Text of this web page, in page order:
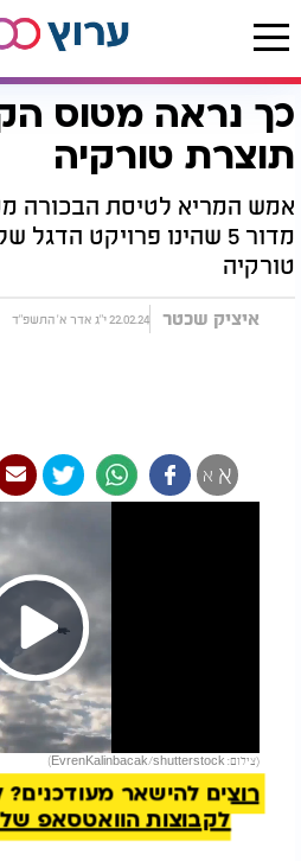
דף הבית חדשות חדשות בעולם
כך נראה מטוס
תוצרת טורקיה
אמש המריא לטיסת הבכורה
מדור 5 שהינו פרויקט
טורקיה
איציק שכטר 22.02.24 י"ג אדר א' התשפ"ד
א א
Play
Video
(צילום: EvrenKalinbacak/shutterstock)
להמשך
רוצים להישאר
לקבוצות הוואטסאפ של ערוץ